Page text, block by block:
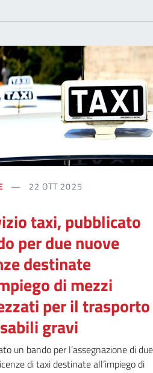
22 OTT 2025
taxi, pubblicato
per due nuove
destinate
di mezzi
per il trasporto
gravi
un bando per l’assegnazione di due
di taxi destinate all’impiego di